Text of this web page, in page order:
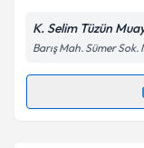
Kişisel
Metni'ni
K. Selim Tüzün
Barış Mah. Sümer
Randevu